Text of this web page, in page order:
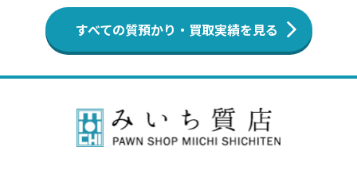
すべての質預かり・買取実績を見る